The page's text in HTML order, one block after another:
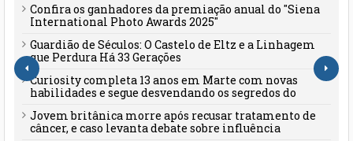
Confira os ganhadores da premiação anual do "Siena
International Photo Awards 2025"
Guardião de Séculos: O Castelo de Eltz e a Linhagem
que Perdura Há 33 Gerações
Curiosity completa 13 anos em Marte com novas
habilidades e segue desvendando os segredos do
Jovem britânica morre após recusar tratamento de
câncer, e caso levanta debate sobre influência